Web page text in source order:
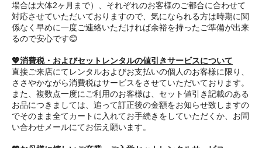
場合は大体2ヶ月まで）、それぞれのお客様のご都合に合わせて
対応させていただいておりますので、気になられる方は時期に関
係なく早めに一度ご連絡いただければ余裕を持ったご準備が出来
るので安心です😊
💖消費税・およびセットレンタルの値引きサービスについて
直接ご来店にてレンタルおよびお支払いの個人のお客様に限り、
ささやかながら消費税はサービスをさせていただいております。
また、複数点一度にご利用のお客様は、セット値引き記載のある
お品につきましては、追って訂正後の金額をお知らせ致しますの
でそのまま全てカートに入れてお手続きをしていただくか、お問
い合わせメールにてお伝え願います。